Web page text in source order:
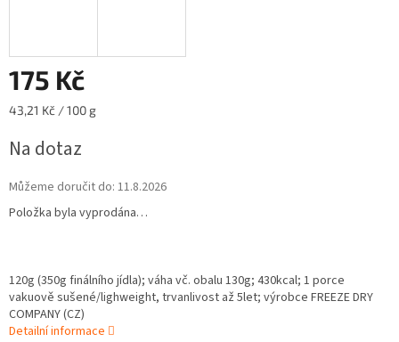
175 Kč
Měrná
43,21 Kč / 100 g
Na dotaz
Můžeme doručit do: 11.8.2026
Položka byla vyprodána…
120g (350g finálního jídla); váha vč. obalu 130g; 430kcal; 1 porce
vakuově sušené/lighweight, trvanlivost až 5let; výrobce FREEZE DRY
COMPANY (CZ)
Detailní informace